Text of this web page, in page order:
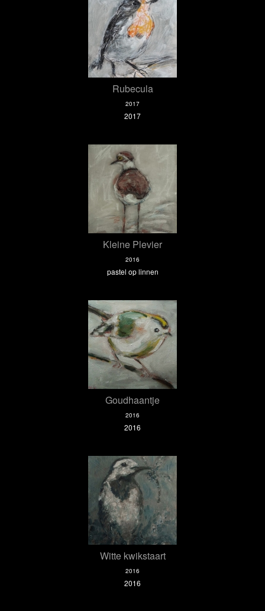
Rubecula
2017
2017
Kleine Plevier
2016
pastel op linnen
Goudhaantje
2016
2016
Witte kwikstaart
2016
2016